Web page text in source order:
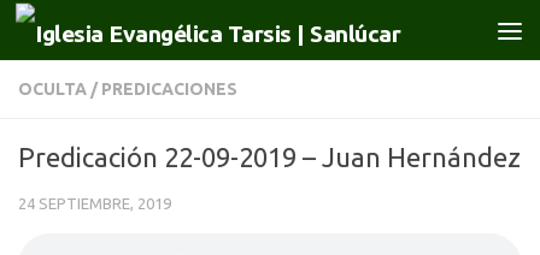
Saltar al contenido
OCULTA / PREDICACIONES
Predicación 22-09-2019 – Juan Hernández
24 SEPTIEMBRE, 2019